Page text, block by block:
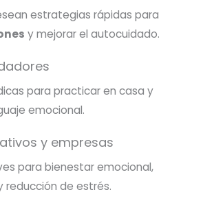
estrategias rápidas para
y mejorar el autocuidado.
para practicar en casa y
emocional.
y empresas
para bienestar emocional,
reducción de estrés.